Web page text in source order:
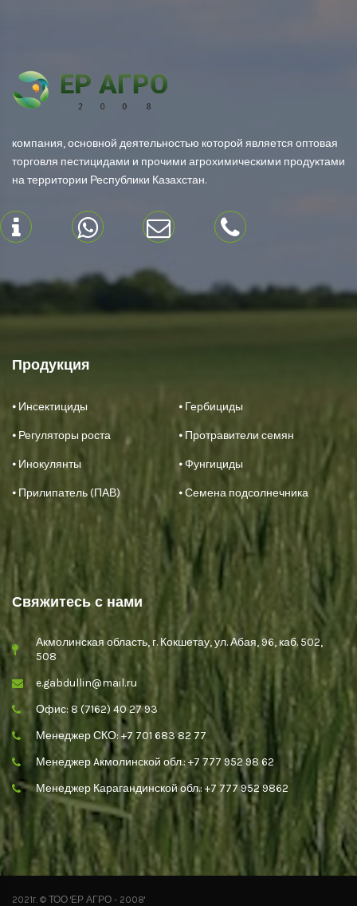
компания, основной деятельностью которой является оптовая
торговля пестицидами и прочими агрохимическими продуктами
на территории Республики Казахстан.
Продукция
⦁ Инсектициды ⦁ Гербициды
⦁ Регуляторы роста ⦁ Протравители семян
⦁ Инокулянты ⦁ Фунгициды
⦁ Прилипатель (ПАВ) ⦁ Семена подсолнечника
Свяжитесь с нами
Акмолинская область, г. Кокшетау, ул. Абая, 96, каб. 502,
508
e.gabdullin@mail.ru
Офис: 8 (7162) 40 27 93
Менеджер СКО: +7 701 683 82 77
Менеджер Aкмолинской обл.: +7 777 952 98 62
Менеджер Карагандинской обл.: +7 777 952 9862
2021г. © ТОО 'ЕР АГРО - 2008'